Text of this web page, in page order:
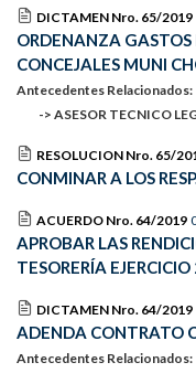
DICTAMEN Nro. 65/2019
ORDENANZA GASTOS
CONCEJALES MUNI
Antecedentes Relacionados:
-> ASESOR TECNICO
RESOLUCION Nro. 65/
CONMINAR A LOS
ACUERDO Nro. 64/2019
APROBAR LAS
TESORERÍA
DICTAMEN Nro. 64/2019
ADENDA CONTRATO
Antecedentes Relacionados: